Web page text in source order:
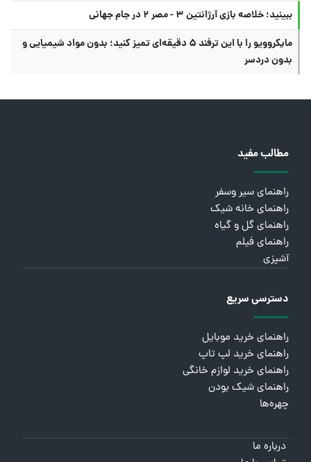
ببینید؛ خلاصه بازی آرژانتین ۳ - مصر ۲ در جام جهانی
مایکروویو را با این ترفند ۵ دقیقه‌ای تمیز کنید؛ بدون مواد شیمیایی و
بدون دردسر
مطالب مفید
راهنمای سیر وسفر
راهنمای خانه شیک
راهنمای گل و گیاه
راهنمای فیلم
آشپزی
دسترسی سریع
راهنمای خرید موبایل
راهنمای خرید لپ تاپ
راهنمای خرید لوازم خانگی
راهنمای شیک بودن
چهره‌ها
درباره ما